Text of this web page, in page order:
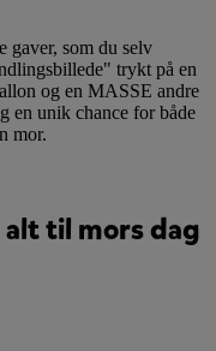
gaver, som du selv
trykt på en
og en MASSE andre
en unik chance for både
mor.
til mors dag